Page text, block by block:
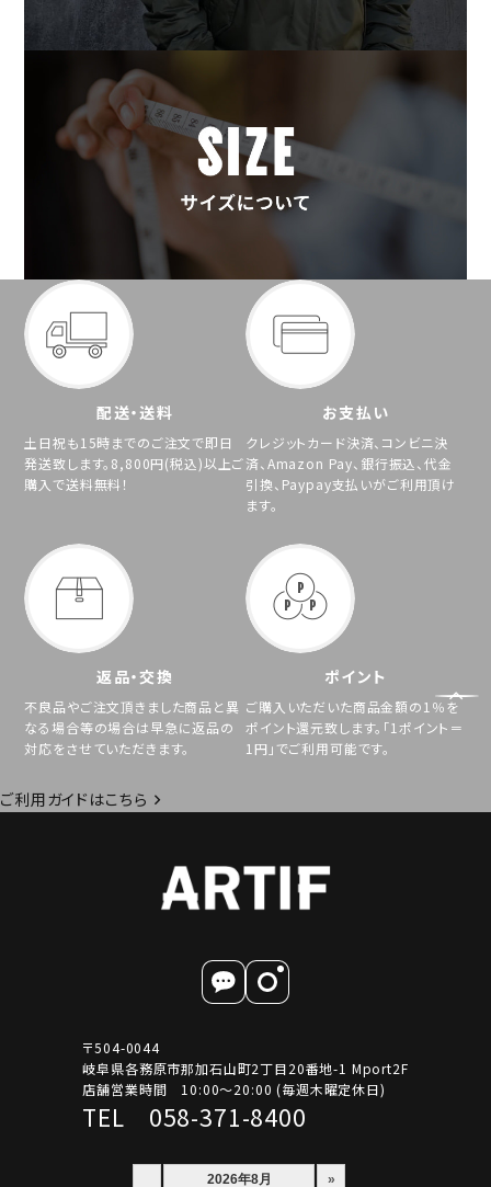
配送・送料
土日祝も15時までのご注文で即日
発送致します。8,800円(税込)以上ご
購入で送料無料！
お支払い
クレジットカード決済、コンビニ決
済、Amazon Pay、銀行振込、代金
引換、Paypay支払いがご利用頂け
ます。
返品・交換
不良品やご注文頂きました商品と異
なる場合等の場合は早急に返品の
対応をさせていただきます。
ポイント
ご購入いただいた商品金額の1％を
ポイント還元致します。「1ポイント＝
1円」でご利用可能です。
ご利用ガイドはこちら
〒504-0044
岐阜県各務原市那加石山町2丁目20番地-1 Mport2F
店舗営業時間 10:00～20:00 (毎週木曜定休日)
TEL 058-371-8400